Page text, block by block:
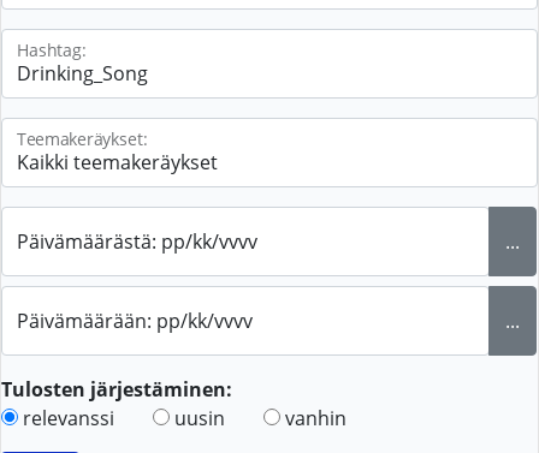
Hashtag:
Teemakeräykset:
Päivämäärästä: pp/kk/vvvv ...
Päivämäärään: pp/kk/vvvv ...
Tulosten järjestäminen:
relevanssi
uusin vanhin